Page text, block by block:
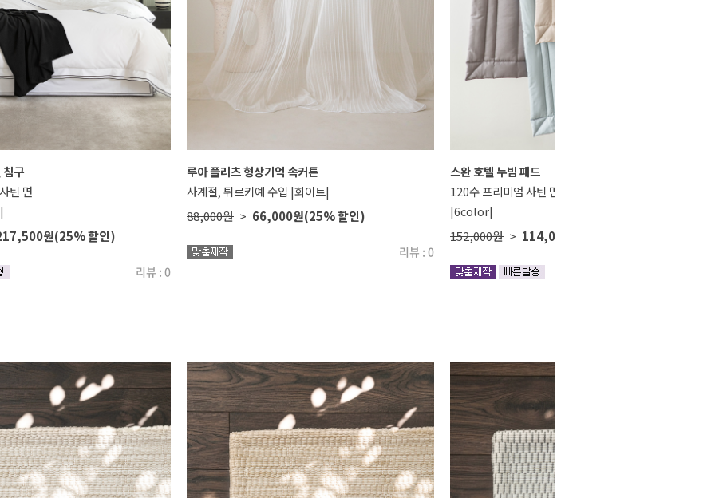
침구
틴 면
원(25% 할인)
리뷰 : 0
루아 플리츠 형상기억 속커튼
사계절, 튀르키예 수입 |화이트|
88,000원 > 66,000원(25% 할인)
리뷰 : 0
스완 호텔 누빔 패드
120수 프리미엄 사틴 면
|6color|
152,000원 > 114,000원